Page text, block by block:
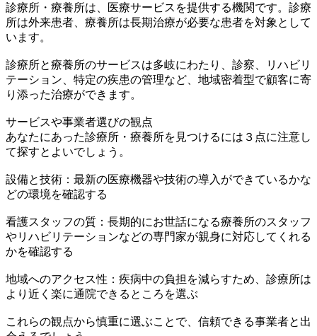
診療所・療養所は、医療サービスを提供する機関です。診療
所は外来患者、療養所は長期治療が必要な患者を対象として
います。
診療所と療養所のサービスは多岐にわたり、診察、リハビリ
テーション、特定の疾患の管理など、地域密着型で顧客に寄
り添った治療ができます。
サービスや事業者選びの観点
あなたにあった診療所・療養所を見つけるには３点に注意し
て探すとよいでしょう。
設備と技術：最新の医療機器や技術の導入ができているかな
どの環境を確認する
看護スタッフの質：長期的にお世話になる療養所のスタッフ
やリハビリテーションなどの専門家が親身に対応してくれる
かを確認する
地域へのアクセス性：疾病中の負担を減らすため、診療所は
より近く楽に通院できるところを選ぶ
これらの観点から慎重に選ぶことで、信頼できる事業者と出